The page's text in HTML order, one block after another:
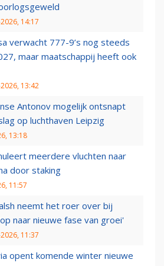
14:17
verwacht 777-9’s nog steeds
maar maatschappij heeft ook
13:42
Antonov mogelijk ontsnapt
op luchthaven Leipzig
13:18
meerdere vluchten naar
door staking
11:57
neemt het roer over bij
naar nieuwe fase van groei'
11:37
opent komende winter nieuwe